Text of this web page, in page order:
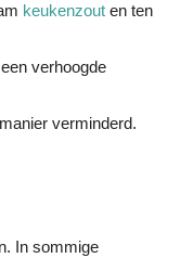
keukenzout en ten
verhoogde
verminderd.
In sommige